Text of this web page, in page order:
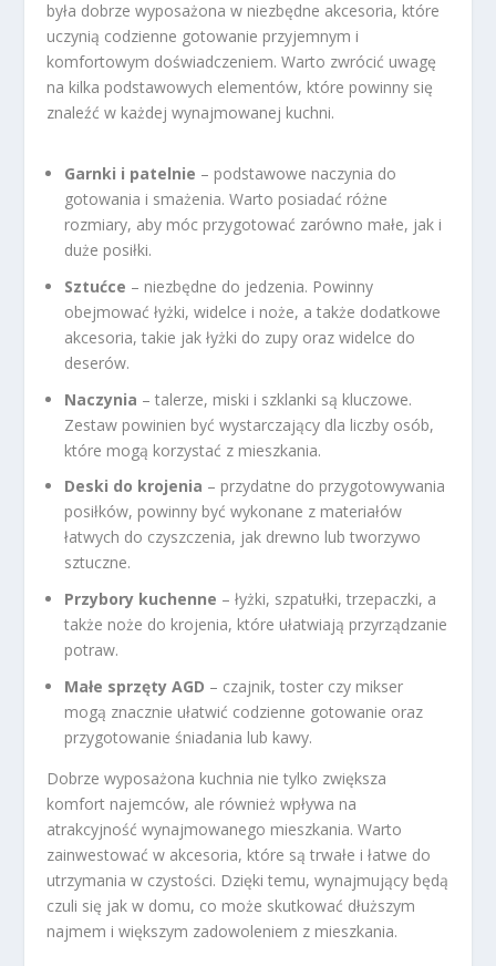
była dobrze wyposażona w niezbędne akcesoria, które
uczynią codzienne gotowanie przyjemnym i
komfortowym doświadczeniem. Warto zwrócić uwagę
na kilka podstawowych elementów, które powinny się
znaleźć w każdej wynajmowanej kuchni.
Garnki i patelnie – podstawowe naczynia do
gotowania i smażenia. Warto posiadać różne
rozmiary, aby móc przygotować zarówno małe, jak i
duże posiłki.
Sztućce – niezbędne do jedzenia. Powinny
obejmować łyżki, widelce i noże, a także dodatkowe
akcesoria, takie jak łyżki do zupy oraz widelce do
deserów.
Naczynia – talerze, miski i szklanki są kluczowe.
Zestaw powinien być wystarczający dla liczby osób,
które mogą korzystać z mieszkania.
Deski do krojenia – przydatne do przygotowywania
posiłków, powinny być wykonane z materiałów
łatwych do czyszczenia, jak drewno lub tworzywo
sztuczne.
Przybory kuchenne – łyżki, szpatułki, trzepaczki, a
także noże do krojenia, które ułatwiają przyrządzanie
potraw.
Małe sprzęty AGD – czajnik, toster czy mikser
mogą znacznie ułatwić codzienne gotowanie oraz
przygotowanie śniadania lub kawy.
Dobrze wyposażona kuchnia nie tylko zwiększa
komfort najemców, ale również wpływa na
atrakcyjność wynajmowanego mieszkania. Warto
zainwestować w akcesoria, które są trwałe i łatwe do
utrzymania w czystości. Dzięki temu, wynajmujący będą
czuli się jak w domu, co może skutkować dłuższym
najmem i większym zadowoleniem z mieszkania.